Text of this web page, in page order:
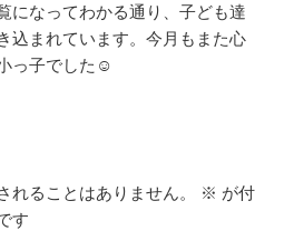
になってわかる通り、子ども達
込まれています。今月もまた心
っ子でした☺
れることはありません。 ※ が付
す